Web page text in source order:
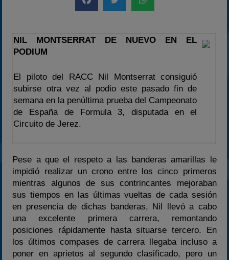
2020-2021
2024
2025
Estadísticas
NIL MONTSERRAT DE NUEVO EN EL
PODIUM
El piloto del RACC Nil Montserrat consiguió
subirse otra vez al podio este pasado fin de
semana en la penúltima prueba del Campeonato
de España de Formula 3, disputada en el
Circuito de Jerez.
Pese a que el respeto a las banderas amarillas le
impidió realizar un crono entre los cinco primeros
mientras algunos de sus contrincantes mejoraban
sus tiempos en las últimas vueltas de cada sesión
en presencia de dichas banderas, Nil llevó a cabo
una excelente primera carrera, remontando
posiciones rápidamente hasta situarse tercero. En
los últimos compases de carrera llegaba incluso a
poner en aprietos al segundo clasificado, pero un